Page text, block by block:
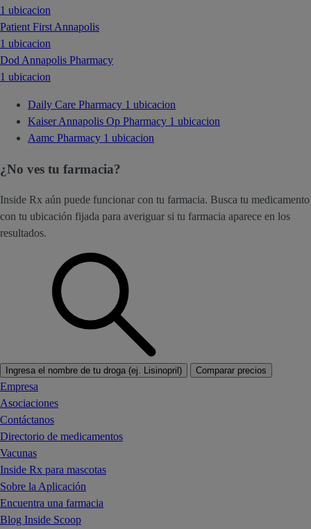
1 ubicacion
Patient First Annapolis
1 ubicacion
Dod Annapolis Pharmacy
1 ubicacion
Daily Care Pharmacy 1 ubicacion
Kaiser Annapolis Op Pharmacy 1 ubicacion
Aamc Pharmacy 1 ubicacion
¿No ves tu farmacia?
Inside Rx aún puede funcionar con tu farmacia. Busca tu medicamento
con tu ubicación fijada para averiguar si tu farmacia aparece en los
resultados.
Ingresa el nombre de tu droga (ej. Lisinopril) Comparar precios
Empresa
Asociaciones
Contáctanos
Directorio de medicamentos
Vacunas
Inside Rx para mascotas
Sobre la Aplicación
Encuentra una farmacia
Blog Inside Scoop